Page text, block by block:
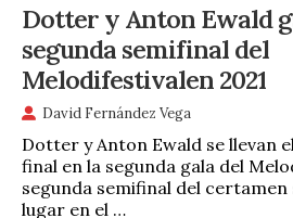
Dotter y Anton Ewald
segunda semifinal del
Melodifestivalen 2021
David Fernández Vega
Dotter y Anton Ewald se llevan
final en la segunda gala del
segunda semifinal del certamen
lugar en el …